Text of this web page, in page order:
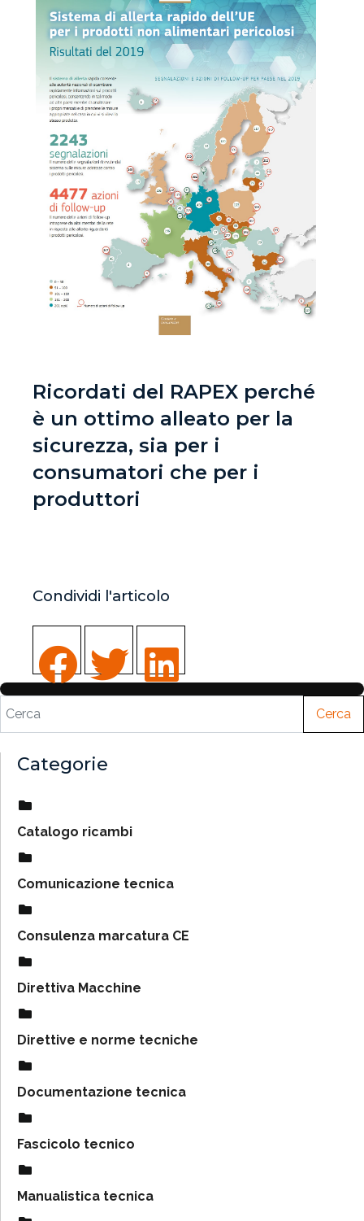
Ricordati del RAPEX perché
è un ottimo alleato per la
sicurezza, sia per i
consumatori che per i
produttori
Condividi l'articolo
Cerca
Categorie
Catalogo ricambi
Comunicazione tecnica
Consulenza marcatura CE
Direttiva Macchine
Direttive e norme tecniche
Documentazione tecnica
Fascicolo tecnico
Manualistica tecnica